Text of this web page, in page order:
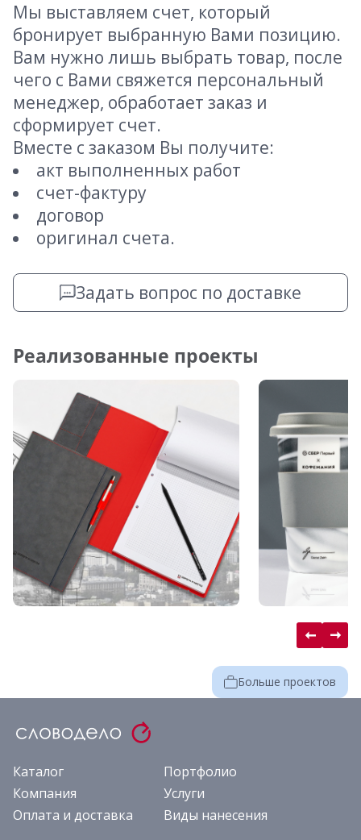
Мы выставляем счет, который
бронирует выбранную Вами позицию.
Вам нужно лишь выбрать товар, после
чего с Вами свяжется персональный
менеджер, обработает заказ и
сформирует счет.
Вместе с заказом Вы получите:
акт выполненных работ
счет-фактуру
договор
оригинал счета.
Задать вопрос по доставке
Реализованные проекты
Больше проектов
Каталог
Портфолио
Компания
Услуги
Оплата и доставка
Виды нанесения